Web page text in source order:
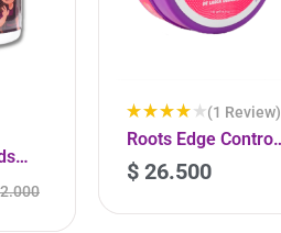
Valorad
o con
4.00de
5
(1 Review)
Roots Edge Control
140G
$ 26.500
-